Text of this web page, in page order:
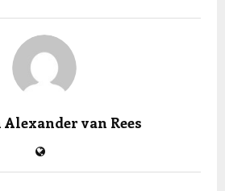
van Rees